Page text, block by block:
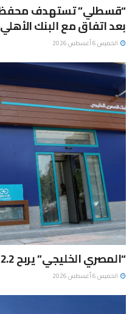
بعد اتفاق مع البنك الأهلي
الخميس 6 أغسطس 2026
“المصري الخليجي” يربح 2.2 مليار جنيه في النصف الأول
الخميس 6 أغسطس 2026